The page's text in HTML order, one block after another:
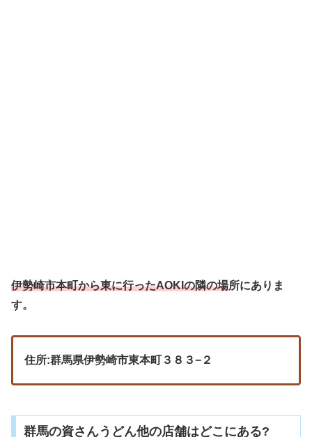
伊勢崎市本町から東に行ったAOKIの隣の場所にありま
す。
住所:群馬県伊勢崎市東本町３８３−２
群馬の資さんうどん他の店舗はどこにある?